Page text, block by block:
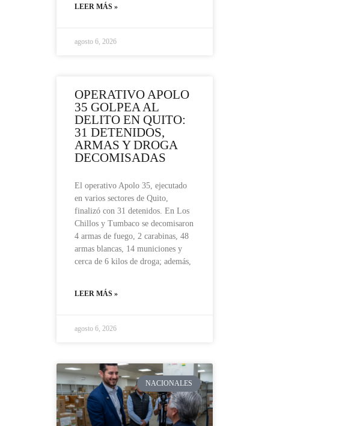
LEER MÁS »
agosto 6, 2026
OPERATIVO APOLO
35 GOLPEA AL
DELITO EN QUITO:
31 DETENIDOS,
ARMAS Y DROGA
DECOMISADAS
El operativo Apolo 35, ejecutado
en varios sectores de Quito,
finalizó con 31 detenidos. En Los
Chillos y Tumbaco se decomisaron
4 armas de fuego, 2 carabinas, 48
armas blancas, 14 municiones y
cerca de 6 kilos de droga; además,
LEER MÁS »
agosto 6, 2026
NACIONALES